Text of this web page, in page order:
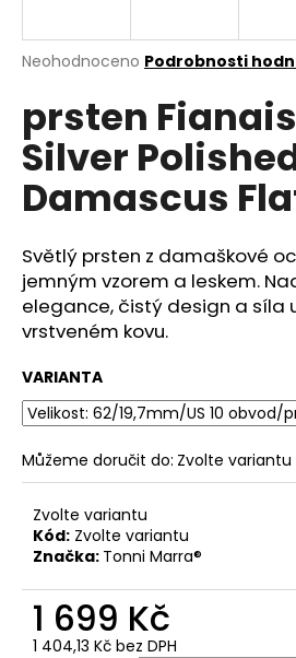
Průměrné
produktu
je
0,0
z
5
hvězdiček.
Neohodnoceno Podrobnosti
prsten
Silver
Damascus
Světlý prsten z damaškové
jemným vzorem a leskem.
elegance, čistý design a síla
vrstveném kovu.
VARIANTA
Můžeme doručit do: Zvolte variantu
Zvolte variantu
Kód: Zvolte variantu
Značka: Tonni Marra®
1 699 Kč
1 404,13 Kč bez DPH
j
t
?
HLEDAT
o
p
o
u
č
u
e
m
e